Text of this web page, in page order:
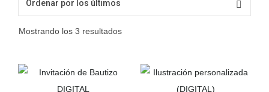
Mostrando los 3 resultados